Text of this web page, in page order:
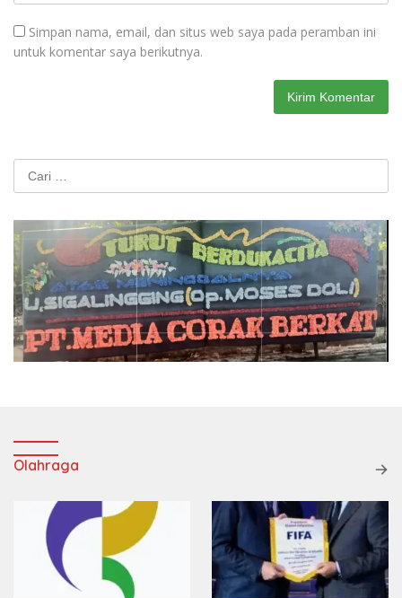
Simpan nama, email, dan situs web saya pada peramban ini
untuk komentar saya berikutnya.
Cari
untuk:
Olahraga